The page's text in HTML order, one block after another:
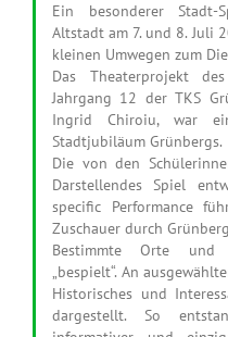
Ein besonderer Stadt-
Altstadt am 7. und 8. Juli
kleinen Umwegen zum
Das Theaterprojekt
Jahrgang 12 der TKS
Ingrid Chiroiu, war
Stadtjubiläum Grünbergs.
Die von den
Darstellendes Spiel
specific Performance
Zuschauer durch
Bestimmte Orte und
„bespielt“. An
Historisches und
dargestellt. So